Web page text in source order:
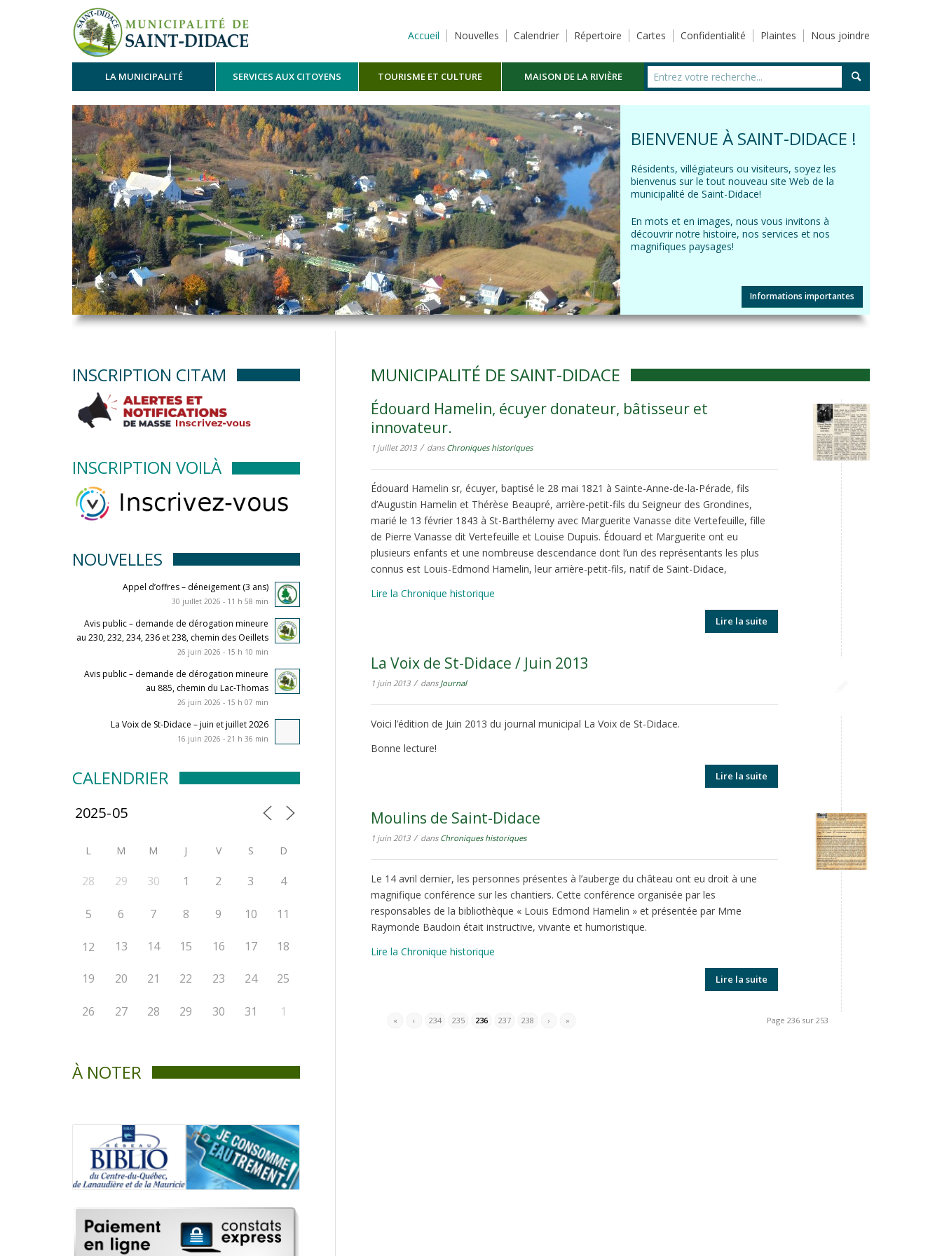
Accueil Nouvelles Calendrier Répertoire Cartes Confidentialité Plaintes Nous joindre
LA MUNICIPALITÉ SERVICES AUX CITOYENS TOURISME ET CULTURE MAISON DE LA RIVIÈRE
MASKINONGÉ
BIENVENUE À SAINT-DIDACE !
Résidents, villégiateurs ou visiteurs, soyez les
bienvenus sur le tout nouveau site Web de la
municipalité de Saint-Didace!
En mots et en images, nous vous invitons à
découvrir notre histoire, nos services et nos
magnifiques paysages!
Informations importantes
MUNICIPALITÉ DE SAINT-DIDACE
Édouard Hamelin, écuyer donateur, bâtisseur et
innovateur.
1 juillet 2013 / dans Chroniques historiques
Édouard Hamelin sr, écuyer, baptisé le 28 mai 1821 à Sainte-Anne-de-la-Pérade, fils
d’Augustin Hamelin et Thérèse Beaupré, arrière-petit-fils du Seigneur des Grondines,
marié le 13 février 1843 à St-Barthélemy avec Marguerite Vanasse dite Vertefeuille, fille
de Pierre Vanasse dit Vertefeuille et Louise Dupuis. Édouard et Marguerite ont eu
plusieurs enfants et une nombreuse descendance dont l’un des représentants les plus
connus est Louis-Edmond Hamelin, leur arrière-petit-fils, natif de Saint-Didace,
Lire la Chronique historique
Lire la suite
La Voix de St-Didace / Juin 2013
1 juin 2013 / dans Journal
Voici l’édition de Juin 2013 du journal municipal La Voix de St-Didace.
Bonne lecture!
Lire la suite
Moulins de Saint-Didace
1 juin 2013 / dans Chroniques historiques
Le 14 avril dernier, les personnes présentes à l’auberge du château ont eu droit à une
magnifique conférence sur les chantiers. Cette conférence organisée par les
responsables de la bibliothèque « Louis Edmond Hamelin » et présentée par Mme
Raymonde Baudoin était instructive, vivante et humoristique.
Lire la Chronique historique
Lire la suite
Page 236 sur 253
« ‹ 234 235 236 237 238 › »
INSCRIPTION CITAM
INSCRIPTION VOILÀ
NOUVELLES
Appel d’offres – déneigement (3 ans)
30 juillet 2026 - 11 h 58 min
Avis public – demande de dérogation mineure
au 230, 232, 234, 236 et 238, chemin des Oeillets
26 juin 2026 - 15 h 10 min
Avis public – demande de dérogation mineure
au 885, chemin du Lac-Thomas
26 juin 2026 - 15 h 07 min
La Voix de St-Didace – juin et juillet 2026
16 juin 2026 - 21 h 36 min
CALENDRIER
L M M J V S D
28 29 30 1 2 3 4
5 6 7 8 9 10 11
12 13 14 15 16 17 18
19 20 21 22 23 24 25
26 27 28 29 30 31 1
À NOTER